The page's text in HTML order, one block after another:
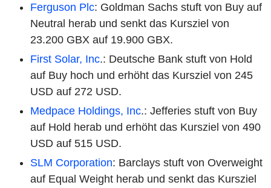
Ferguson Plc: Goldman Sachs stuft von Buy auf
Neutral herab und senkt das Kursziel von
23.200 GBX auf 19.900 GBX.
First Solar, Inc.: Deutsche Bank stuft von Hold
auf Buy hoch und erhöht das Kursziel von 245
USD auf 272 USD.
Medpace Holdings, Inc.: Jefferies stuft von Buy
auf Hold herab und erhöht das Kursziel von 490
USD auf 515 USD.
SLM Corporation: Barclays stuft von Overweight
auf Equal Weight herab und senkt das Kursziel